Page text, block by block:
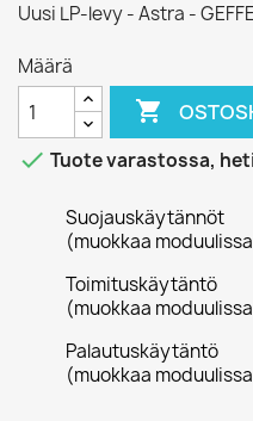
Uusi LP-levy - Astra -
Määrä

 Tuote varastossa,
Suojauskäytännöt
(muokkaa
Toimituskäytäntö
(muokkaa
Palautuskäytäntö
(muokkaa